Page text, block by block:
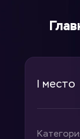
I место